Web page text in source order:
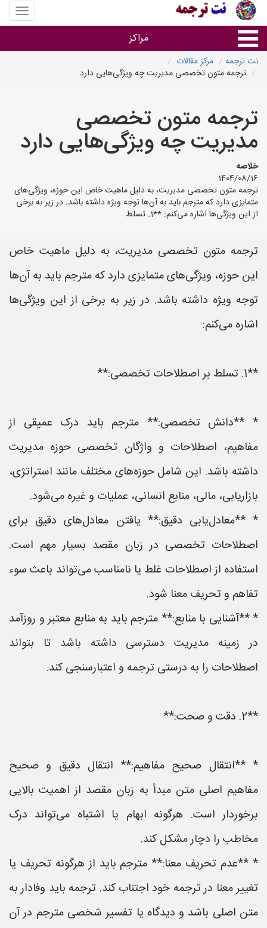
منوی
سایت
ترجمه
مراکز
خدمات ترجمه و تایپ
دفاتر ترجمه شهرها
مرکز تایپ های شهرها
نت ترجمه
مرکز مقالات
ترجمه متون تخصصی مدیریت چه ویژگی‌هایی دارد
ترجمه متون تخصصی
مدیریت چه ویژگی‌هایی دارد
خلاصه
1404/08/16
ترجمه متون تخصصی مدیریت، به دلیل ماهیت خاص این حوزه، ویژگی‌های
متمایزی دارد که مترجم باید به آن‌ها توجه ویژه داشته باشد. در زیر به برخی
از این ویژگی‌ها اشاره می‌کنم: **1. تسلط
ترجمه متون تخصصی مدیریت، به دلیل ماهیت خاص
این حوزه، ویژگی‌های متمایزی دارد که مترجم باید به آن‌ها
توجه ویژه داشته باشد. در زیر به برخی از این ویژگی‌ها
اشاره می‌کنم:
**1. تسلط بر اصطلاحات تخصصی:**
* **دانش تخصصی:** مترجم باید درک عمیقی از
مفاهیم، اصطلاحات و واژگان تخصصی حوزه مدیریت
داشته باشد. این شامل حوزه‌های مختلف مانند استراتژی،
بازاریابی، مالی، منابع انسانی، عملیات و غیره می‌شود.
* **معادل‌یابی دقیق:** یافتن معادل‌های دقیق برای
اصطلاحات تخصصی در زبان مقصد بسیار مهم است.
استفاده از اصطلاحات غلط یا نامناسب می‌تواند باعث سوء
تفاهم و تحریف معنا شود.
* **آشنایی با منابع:** مترجم باید به منابع معتبر و روزآمد
در زمینه مدیریت دسترسی داشته باشد تا بتواند
اصطلاحات را به درستی ترجمه و اعتبارسنجی کند.
**2. دقت و صحت:**
* **انتقال صحیح مفاهیم:** انتقال دقیق و صحیح
مفاهیم اصلی متن مبدأ به زبان مقصد از اهمیت بالایی
برخوردار است. هرگونه ابهام یا اشتباه می‌تواند درک
مخاطب را دچار مشکل کند.
* **عدم تحریف معنا:** مترجم باید از هرگونه تحریف یا
تغییر معنا در ترجمه خود اجتناب کند. ترجمه باید وفادار به
متن اصلی باشد و دیدگاه یا تفسیر شخصی مترجم در آن